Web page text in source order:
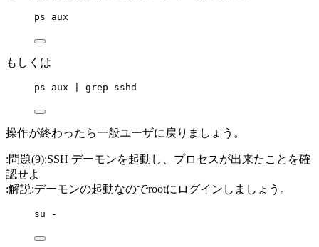
ps aux
もしくは
ps aux | grep sshd
操作が終わったら一般ユーザに戻りましょう。
:問題(9):SSH デーモンを起動し、プロセスが出来たことを確
認せよ
:解説:デーモンの起動なのでrootにログインしましょう。
su -